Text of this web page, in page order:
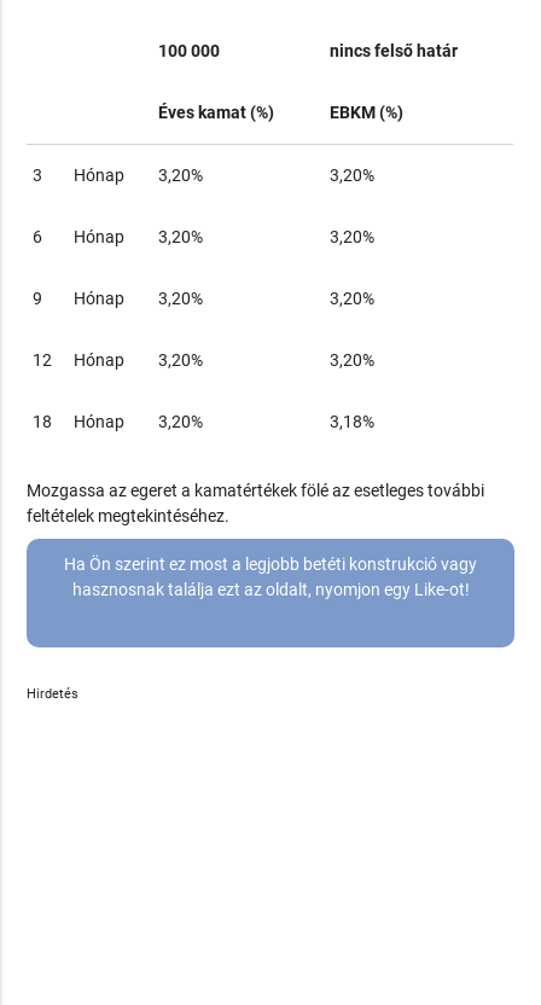
100 000 nincs felső határ
Éves kamat (%) EBKM (%)
3 Hónap 3,20% 3,20%
6 Hónap 3,20% 3,20%
9 Hónap 3,20% 3,20%
12 Hónap 3,20% 3,20%
18 Hónap 3,20% 3,18%
Mozgassa az egeret a kamatértékek fölé az esetleges további
feltételek megtekintéséhez.
Ha Ön szerint ez most a legjobb betéti konstrukció vagy
hasznosnak találja ezt az oldalt, nyomjon egy Like-ot!
Hirdetés